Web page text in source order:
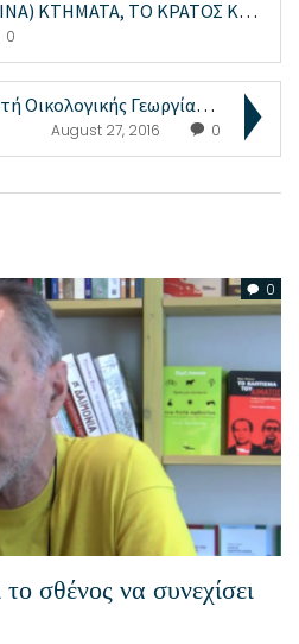
ΤΑ ΔΗΜΟΤΙΚΑ (ΚΟΙΝΑ) ΚΤΗΜΑΤΑ, ΤΟ ΚΡΑΤΟΣ ΚΑΙ ΤΑ «Π...
0
23η Πανελλαδική Γιορτή Οικολογικής Γεωργίας και Χε...
August 27, 2016 0
0
σθένος να συνεχίσει